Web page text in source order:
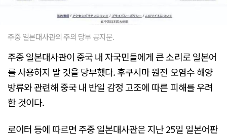
주중 일본대사관의 주의 당부 공지문.
주중 일본대사관이 중국 내 자국민들에게 큰 소리로 일본어
를 사용하지 말 것을 당부했다. 후쿠시마 원전 오염수 해양
방류와 관련해 중국 내 반일 감정 고조에 따른 피해를 우려
한 것이다.
로이터 등에 따르면 주중 일본대사관은 지난 25일 일본어판